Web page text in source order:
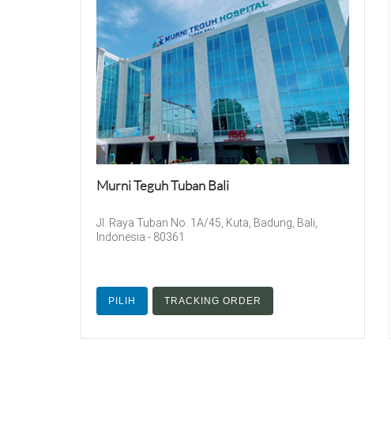
Murni Teguh Tuban Bali
Jl. Raya Tuban No. 1A/45, Kuta, Badung, Bali,
Indonesia - 80361
PILIH TRACKING ORDER